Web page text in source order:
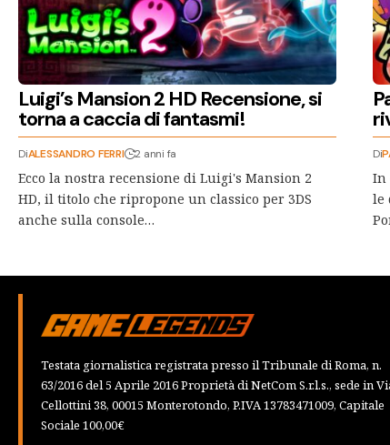
Luigi’s Mansion 2 HD Recensione, si
torna a caccia di fantasmi!
DiALESSANDRO FERRI 2 anni fa
Ecco la nostra recensione di Luigi's Mansion 2
HD, il titolo che ripropone un classico per 3DS
anche sulla console…
Di
In
le
Testata giornalistica registrata presso il Tribunale di Roma, n.
63/2016 del 5 Aprile 2016 Proprietà di NetCom S.r.l.s., sede in
Cellottini 38, 00015 Monterotondo, P.IVA 13783471009, Capitale
Sociale 100,00€